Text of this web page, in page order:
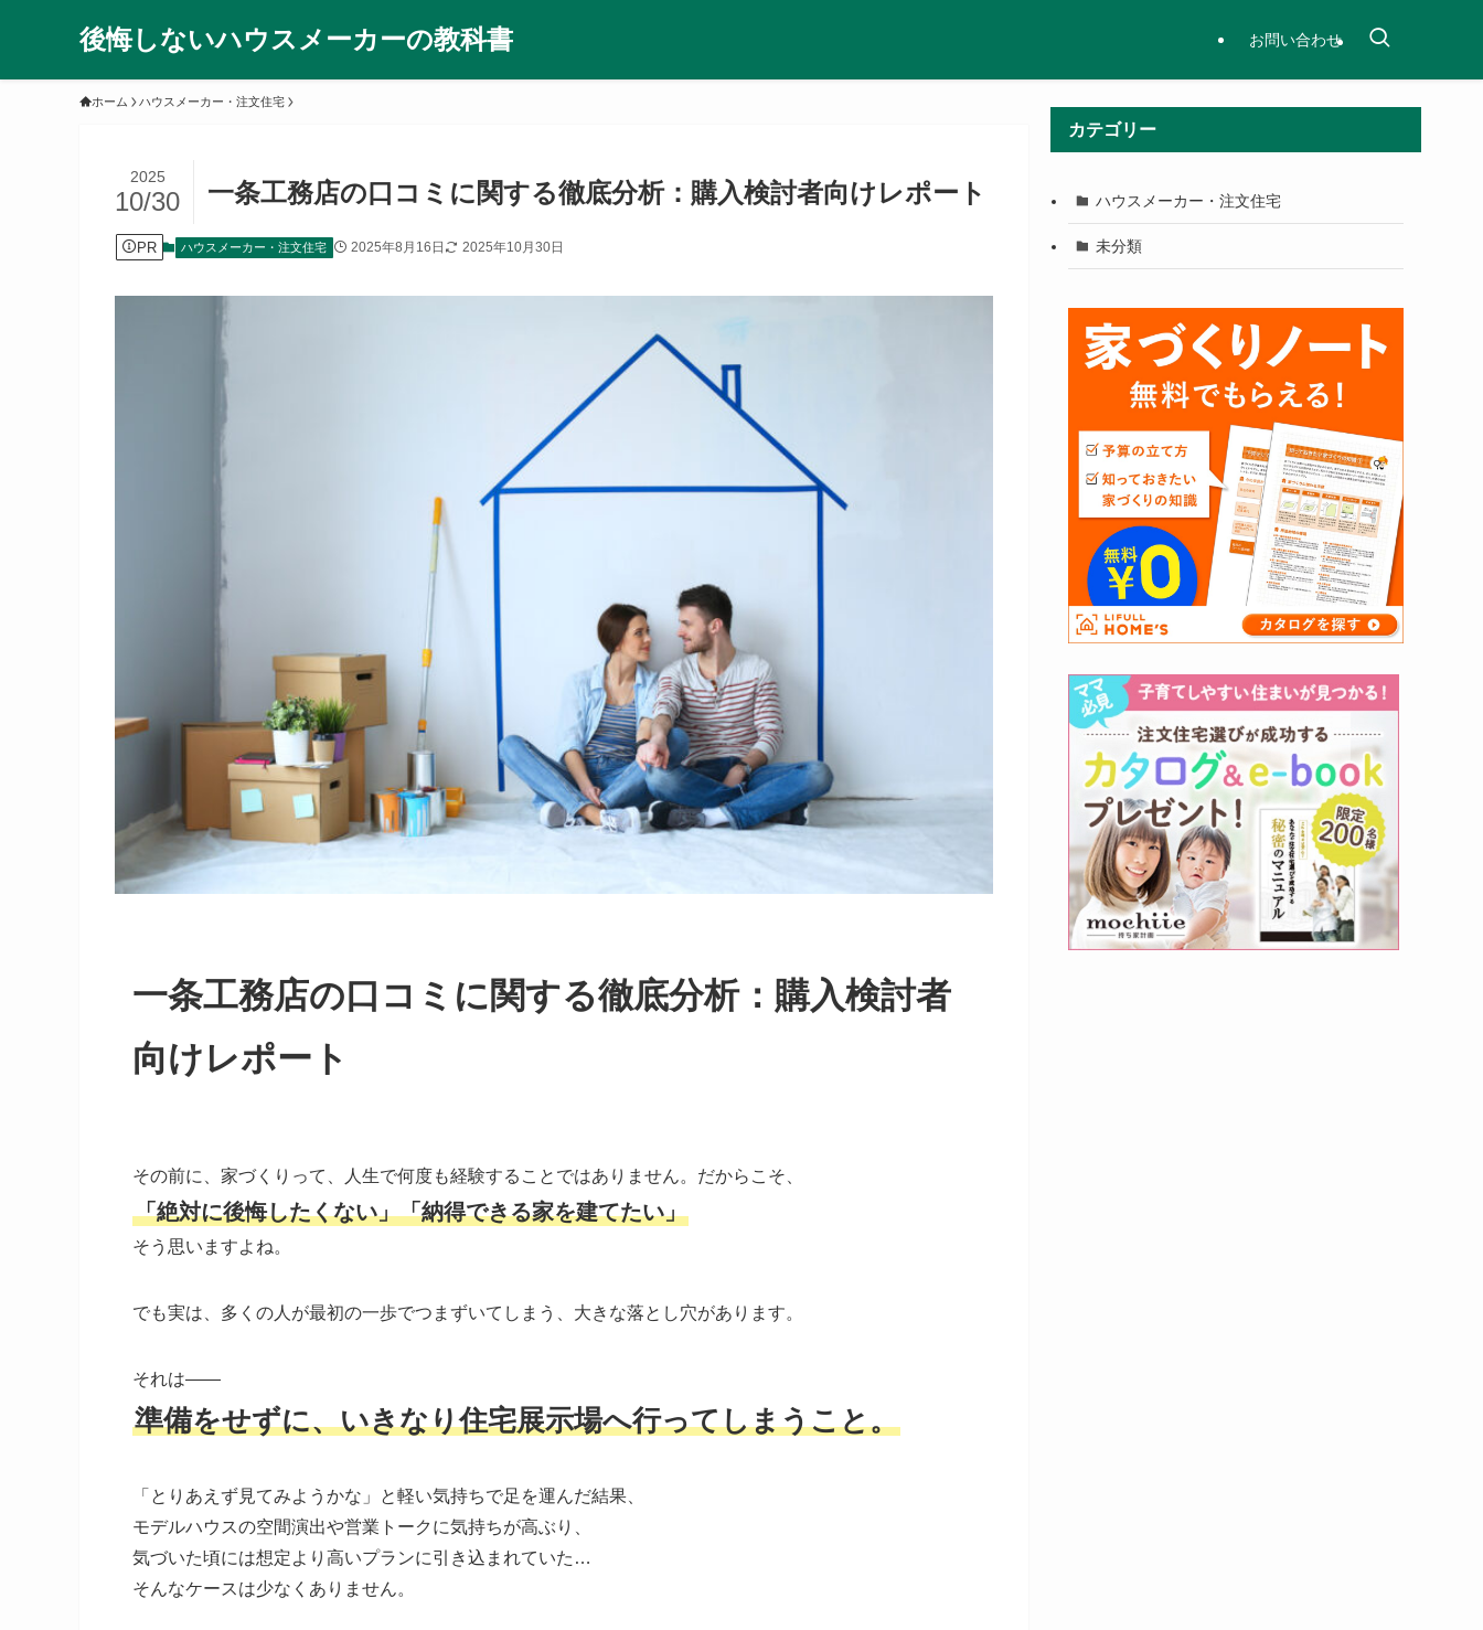
後悔しないハウスメーカーの教科書 お問い合わせ
ホーム ハウスメーカー・注文住宅
一条工務店の口コミに関する徹底分析：購入検討者向けレポート
2025
10/30
PR ハウスメーカー・注文住宅 2025年8月16日 2025年10月30日
一条工務店の口コミに関する徹底分析：購入検討者
向けレポート
その前に、家づくりって、人生で何度も経験することではありません。だからこそ、
「絶対に後悔したくない」「納得できる家を建てたい」
そう思いますよね。
でも実は、多くの人が最初の一歩でつまずいてしまう、大きな落とし穴があります。
それは――
準備をせずに、いきなり住宅展示場へ行ってしまうこと。
「とりあえず見てみようかな」と軽い気持ちで足を運んだ結果、
モデルハウスの空間演出や営業トークに気持ちが高ぶり、
気づいた頃には想定より高いプランに引き込まれていた…
そんなケースは少なくありません。
カテゴリー
ハウスメーカー・注文住宅
未分類